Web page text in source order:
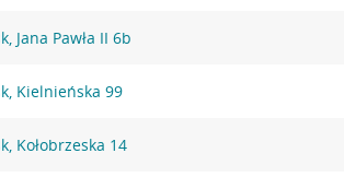
Jana Pawła II 6b
Kielnieńska 99
Kołobrzeska 14